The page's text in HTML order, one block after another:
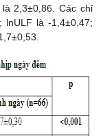
2,3±0,86. Các chỉ
lnULF là -1,4±0,47;